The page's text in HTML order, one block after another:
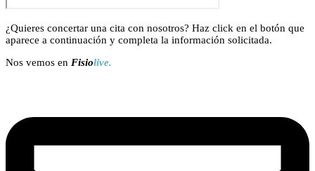
¿Quieres concertar una cita con nosotros? Haz click en el botón que
aparece a continuación y completa la información solicitada.
Nos vemos en Fisiolive.